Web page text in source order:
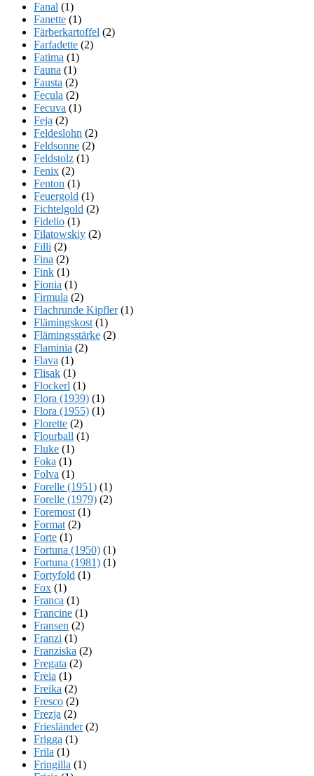
Fanal (1)
Fanette (1)
Färberkartoffel (2)
Farfadette (2)
Fatima (1)
Fauna (1)
Fausta (2)
Fecula (2)
Fecuva (1)
Feja (2)
Feldeslohn (2)
Feldsonne (2)
Feldstolz (1)
Fenix (2)
Fenton (1)
Feuergold (1)
Fichtelgold (2)
Fidelio (1)
Filatowskiy (2)
Filli (2)
Fina (2)
Fink (1)
Fionia (1)
Firmula (2)
Flachrunde Kipfler(1)
Flämingskost (1)
Flämingsstärke (2)
Flaminia (2)
Flava (1)
Flisak (1)
Flockerl (1)
Flora (1939) (1)
Flora (1955) (1)
Florette (2)
Flourball (1)
Fluke (1)
Foka (1)
Folva (1)
Forelle (1951) (1)
Forelle (1979) (2)
Foremost (1)
Format (2)
Forte (1)
Fortuna (1950) (1)
Fortuna (1981) (1)
Fortyfold (1)
Fox (1)
Franca (1)
Francine (1)
Fransen (2)
Franzi (1)
Franziska (2)
Fregata (2)
Freia (1)
Freika (2)
Fresco (2)
Frezja (2)
Friesländer(2)
Frigga (1)
Frila (1)
Fringilla (1)